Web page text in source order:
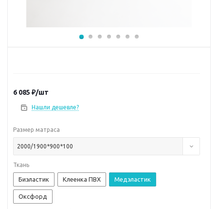
6 085 ₽/шт
Нашли дешевле?
Размер матраса
2000/1900*900*100
Ткань
Биэластик Клеенка ПВХ Медэластик
Оксфорд